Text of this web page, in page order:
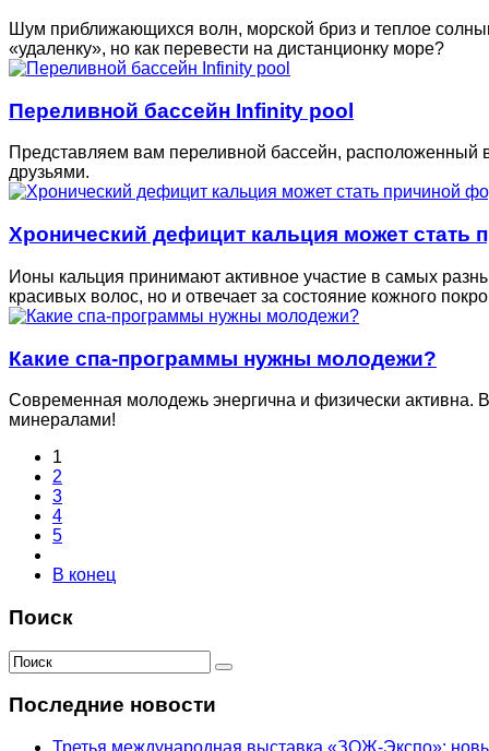
Шум приближающихся волн, морской бриз и теплое
«удаленку», но как перевести на дистанционку море?
Переливной бассейн Infinity pool
Представляем вам переливной бассейн, расположенный
друзьями.
Хронический дефицит кальция может
Ионы кальция принимают активное участие в самых
красивых волос, но и отвечает за состояние кожного
Какие спа-программы нужны молодежи?
Современная молодежь энергична и физически активна.
минералами!
1
2
3
4
5
В конец
Поиск
Последние новости